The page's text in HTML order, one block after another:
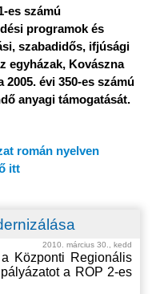
es számú
programok és
szabadidős, ifjúsági
egyházak, Kovászna
2005. évi 350-es számú
anyagi támogatását.
román nyelven
itt
2010. március 30., kedd
Központi Regionális
a ROP 2-es